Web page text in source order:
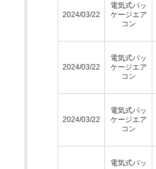
2024/03/22
電気式パッ
ケージエア
コン
2024/03/22
電気式パッ
ケージエア
コン
2024/03/22
電気式パッ
ケージエア
コン
電気式パッ